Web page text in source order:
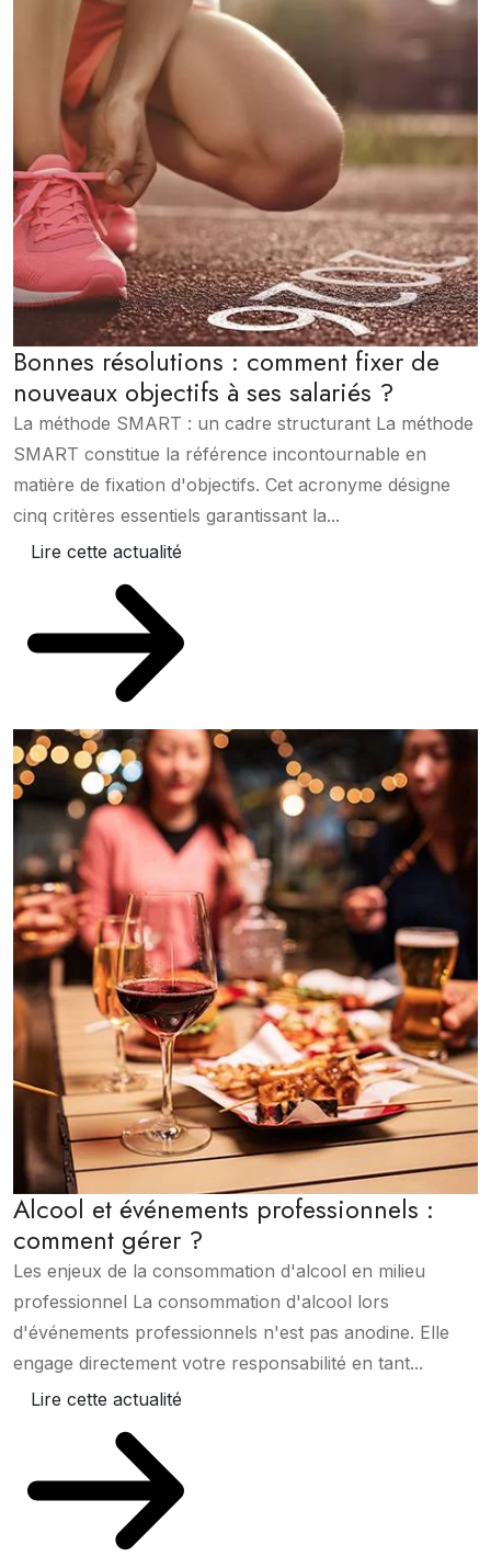
Bonnes résolutions : comment fixer de
nouveaux objectifs à ses salariés ?
La méthode SMART : un cadre structurant La méthode
SMART constitue la référence incontournable en
matière de fixation d'objectifs. Cet acronyme désigne
cinq critères essentiels garantissant la...
Lire cette actualité
Alcool et événements professionnels :
comment gérer ?
Les enjeux de la consommation d'alcool en milieu
professionnel La consommation d'alcool lors
d'événements professionnels n'est pas anodine. Elle
engage directement votre responsabilité en tant...
Lire cette actualité